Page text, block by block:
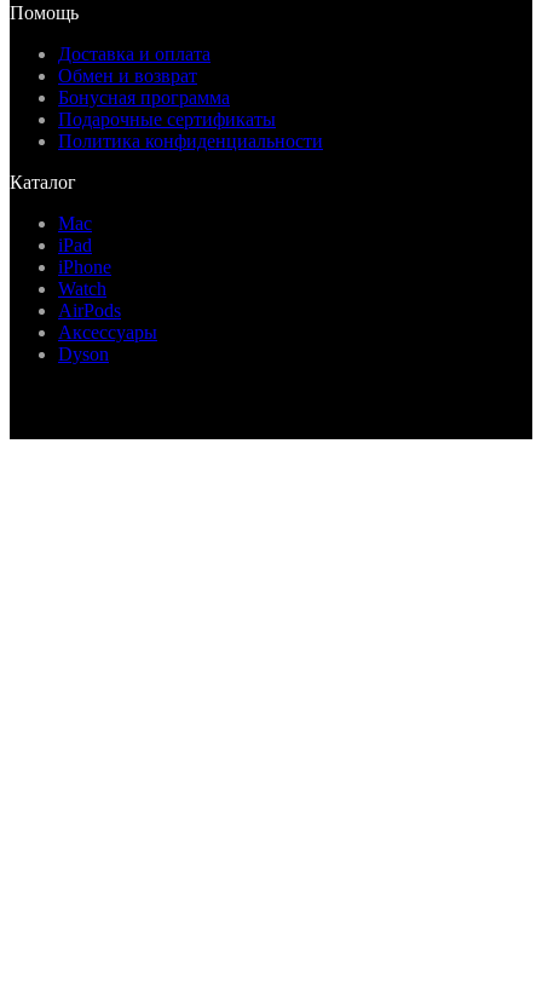
Помощь
Доставка и оплата
Обмен и возврат
Бонусная программа
Подарочные сертификаты
Политика конфиденциальности
Каталог
Mac
iPad
iPhone
Watch
AirPods
Аксессуары
Dyson